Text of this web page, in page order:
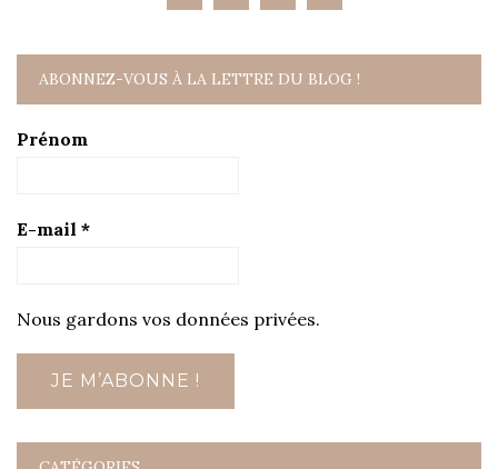
ABONNEZ-VOUS À LA LETTRE DU BLOG !
Prénom
E-mail *
Nous gardons vos données privées.